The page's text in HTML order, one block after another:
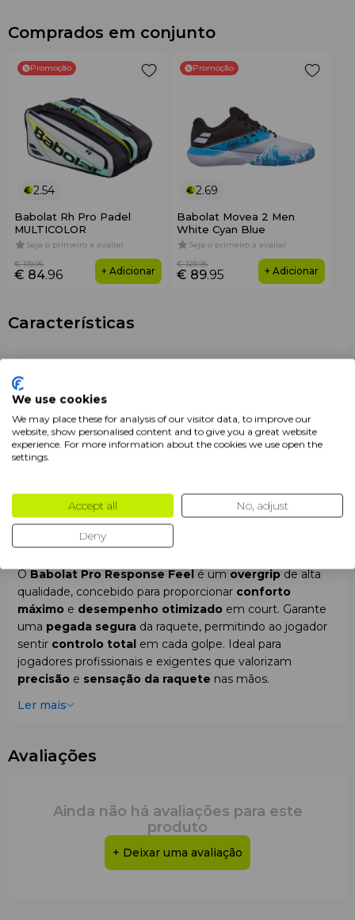
Comprados em conjunto
Promoção
2.54
Babolat Rh Pro Padel
MULTICOLOR
Seja o primeiro a avaliar
€ 84.96
€ 119.95
+ Adicionar
Promoção
2.69
Babolat Movea 2 Men
White Cyan Blue
Seja o primeiro a avaliar
€ 89.95
€ 129.95
+ Adicionar
Características
Cor
Embalagem
3 un
Formato
Liso
Descrição
OBabolat Pro Response Feelé umovergripde alta
qualidade, concebido para proporcionar conforto
máximo e desempenho otimizado em court. Garante
uma pegada segura da raquete, permitindo ao jogador
sentir controlo total em cada golpe. Ideal para
jogadores profissionais e exigentes que valorizam
precisão e sensação da raquete nas mãos.
Características principais
Textura:
Absorção de suor:2,5 vezes superior aos overgrips
standard, absorve rapidamente o suor
Compatibilidade:
universal, adequado para todas
as raquetes depadel
Ler mais
Avaliações
Ainda não há avaliações para este
produto
+ Deixar uma avaliação
We use cookies
We may place these for analysis of our visitor data, to improve our
website, show personalised content and to give you a great website
experience. For more information about the cookies we use open the
settings.
Accept all No, adjust
Deny